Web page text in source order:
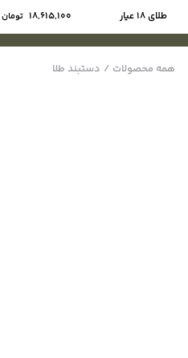
طلای ۱۸ عیار 18,615,100 تومان
همه محصولات / دستبند طلا